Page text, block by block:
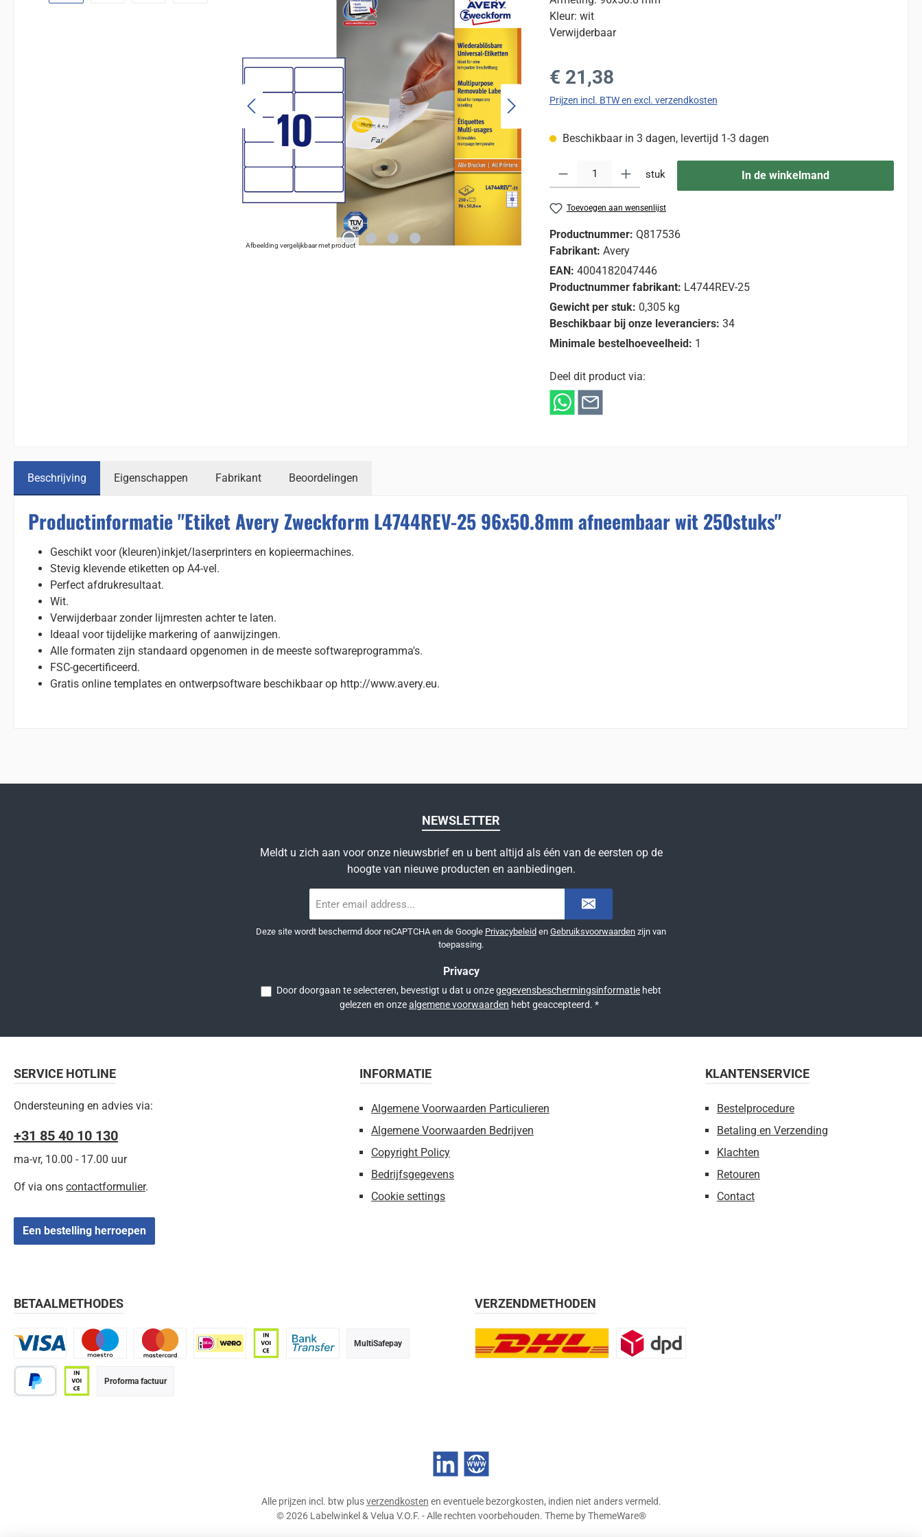
Afbeelding vergelijkbaar met product
Kleur: wit
Verwijderbaar
Normale prijs:
€ 21,38
Prijzen incl. BTW en excl. verzendkosten
Beschikbaar in 3 dagen, levertijd 1-3 dagen
Producthoeveelheid: Voer de gewenste hoeveelheid in of gebruik de knoppen om de
stuk In de winkelmand
Toevoegen aan wensenlijst
Productnummer: Q817536
Fabrikant: Avery
EAN: 4004182047446
Productnummer fabrikant: L4744REV-25
Gewicht per stuk: 0,305 kg
Beschikbaar bij onze leveranciers: 34
Minimale bestelhoeveelheid: 1
Deel dit product via:
Beschrijving Eigenschappen Fabrikant Beoordelingen
Productinformatie "Etiket Avery Zweckform L4744REV-25 96x50.8mm afneembaar wit 250stuks"
Geschikt voor (kleuren)inkjet/laserprinters en kopieermachines.
Stevig klevende etiketten op A4-vel.
Perfect afdrukresultaat.
Wit.
Verwijderbaar zonder lijmresten achter te laten.
Ideaal voor tijdelijke markering of aanwijzingen.
Alle formaten zijn standaard opgenomen in de meeste softwareprogramma's.
FSC-gecertificeerd.
Gratis online templates en ontwerpsoftware beschikbaar op http://www.avery.eu.
NEWSLETTER
Meldt u zich aan voor onze nieuwsbrief en u bent altijd als één van de eersten op de
hoogte van nieuwe producten en aanbiedingen.
mailadres
Deze site wordt beschermd door reCAPTCHA en de Google Privacybeleid en Gebruiksvoorwaarden zijn van
toepassing.
Privacy
Door doorgaan te selecteren, bevestigt u dat u onzegegevensbeschermingsinformatie hebt
gelezen en onzealgemene voorwaarden hebt geaccepteerd. *
SERVICE HOTLINE
Ondersteuning en advies via:
+31 85 40 10 130
ma-vr, 10.00 - 17.00 uur
Of via ons contactformulier.
Een bestelling herroepen
INFORMATIE
Algemene Voorwaarden Particulieren
Algemene Voorwaarden Bedrijven
Copyright Policy
Bedrijfsgegevens
Cookie settings
KLANTENSERVICE
Bestelprocedure
Betaling en Verzending
Klachten
Retouren
Contact
BETAALMETHODES
MultiSafepay
Proforma factuur
Visa Maestro
VERZENDMETHODEN
LinkedIn Website
Alle prijzen incl. btw plusverzendkosten en eventuele bezorgkosten, indien niet anders vermeld.
© 2026 Labelwinkel & Velua V.O.F. - Alle rechten voorbehouden. Theme byThemeWare®